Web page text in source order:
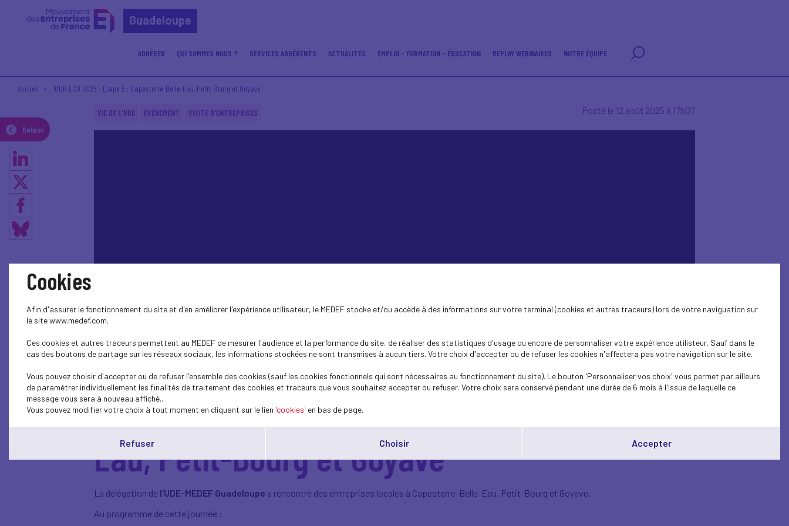
Guadeloupe
ADHÉRER QUI SOMMES NOUS ? SERVICES ADHÉRENTS ACTUALITÉS EMPLOI - FORMATION - ÉDUCATION REPLAY WEBINAIRES NOTRE ÉQUIPE
Retour
Accueil TOUR ECO 2025 - Étape 5 : Capesterre-Belle-Eau, Petit-Bourg et Goyave
VIE DE L'UDE ÉVÉNEMENT VISITE D'ENTREPRISES Posté le 12 août 2025 à 17h07
TOUR ECO 2025 - Étape 5 : Capesterre-Belle-
Eau, Petit-Bourg et Goyave
La délégation de l’UDE-MEDEF Guadeloupe a rencontré des entreprises locales à Capesterre-Belle-Eau, Petit-Bourg et Goyave.
Au programme de cette journée :
Cookies
Afin d'assurer le fonctionnement du site et d'en améliorer l'expérience utilisateur, le MEDEF stocke et/ou accède à des informations sur votre terminal (cookies et autres traceurs) lors de votre naviguation sur
le site www.medef.com.
Ces cookies et autres traceurs permettent au MEDEF de mesurer l'audience et la performance du site, de réaliser des statistiques d'usage ou encore de personnaliser votre expérience utilisteur. Sauf dans le
cas des boutons de partage sur les réseaux sociaux, les informations stockées ne sont transmises à aucun tiers. Votre choix d'accepter ou de refuser les cookies n'affectera pas votre navigation sur le site.
Vous pouvez choisir d'accepter ou de refuser l'ensemble des cookies (sauf les cookies fonctionnels qui sont nécessaires au fonctionnement du site). Le bouton 'Personnaliser vos choix' vous permet par ailleurs
de paramétrer individuellement les finalités de traitement des cookies et traceurs que vous souhaitez accepter ou refuser. Votre choix sera conservé pendant une durée de 6 mois à l'issue de laquelle ce
message vous sera à nouveau affiché..
Vous pouvez modifier votre choix à tout moment en cliquant sur le lien 'cookies' en bas de page.
Refuser Choisir Accepter